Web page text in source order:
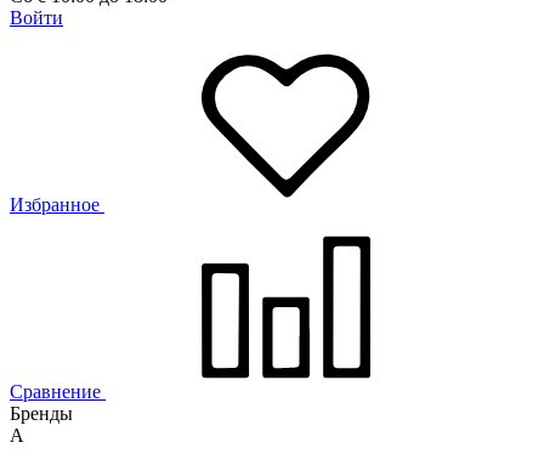
Войти
Избранное
Сравнение
Бренды
A